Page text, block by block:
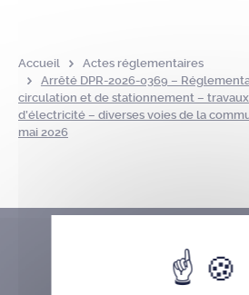
Accueil
Actes réglementaires
Arrêté DPR-2026-0369 –
circulation et de stationnement –
d’électricité – diverses voies de la
mai 2026